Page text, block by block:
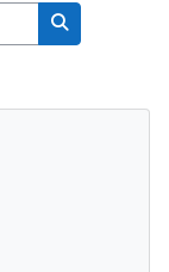
Chercher